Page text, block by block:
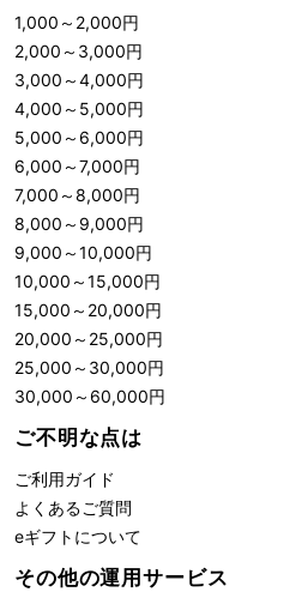
1,000 ～ 2,000円
2,000 ～ 3,000円
3,000 ～4,000円
4,000 ～ 5,000円
5,000 ～ 6,000円
6,000 ～7,000円
7,000 ～8,000円
8,000 ～ 9,000円
9,000 ～10,000円
10,000 ～15,000円
15,000 ～ 20,000円
20,000 ～ 25,000円
25,000 ～ 30,000円
30,000 ～ 60,000円
ご不明な点は
ご利用ガイド
よくあるご質問
eギフトについて
その他の運用サービス